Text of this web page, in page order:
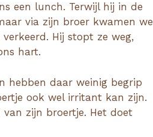
een lunch. Terwijl hij in de
via zijn broer kwamen we
Hij stopt ze weg,
hart.
hebben daar weinig begrip
ook wel irritant kan zijn.
zijn broertje. Het doet